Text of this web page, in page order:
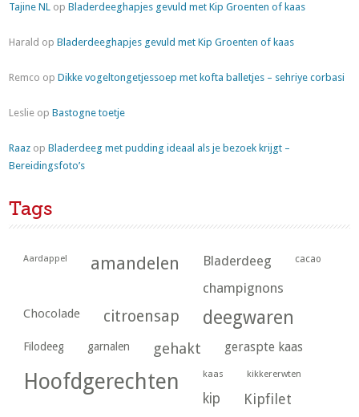
Tajine NL opBladerdeeghapjes gevuld met Kip Groenten of kaas
Harald opBladerdeeghapjes gevuld met Kip Groenten of kaas
Remco opDikke vogeltongetjessoep met kofta balletjes – sehriye corbasi
Leslie opBastogne toetje
Raaz opBladerdeeg met pudding ideaal als je bezoek krijgt –
Bereidingsfoto’s
Tags
Aardappel amandelen Bladerdeeg cacao
champignons
Chocolade citroensap deegwaren
Filodeeg garnalen gehakt geraspte kaas
Hoofdgerechten kaas kikkererwten
kip Kipfilet